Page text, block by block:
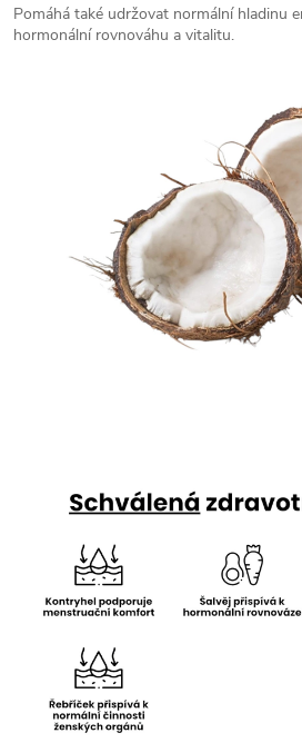
Pomáhá také udržovat normální hladinu
hormonální rovnováhu a vitalitu.